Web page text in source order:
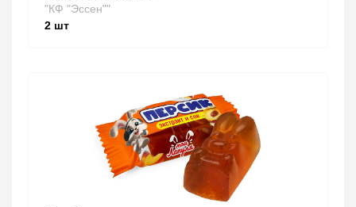
"КФ "Эссен""
2 шт